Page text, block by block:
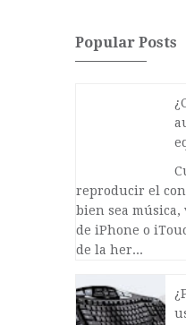
Popular Posts
reproducir el
bien sea música,
de iPhone o
de la her...